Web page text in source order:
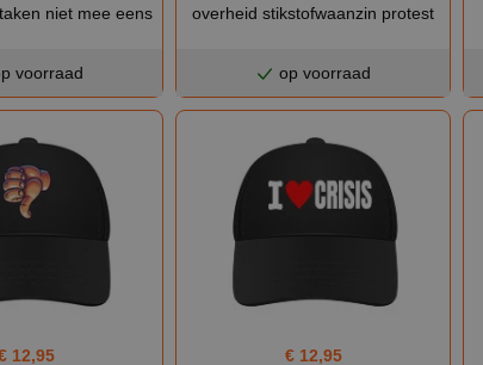
niet mee eens
voorraad
overheid stikstofwaanzin protest
op voorraad
12,95
€ 12,95